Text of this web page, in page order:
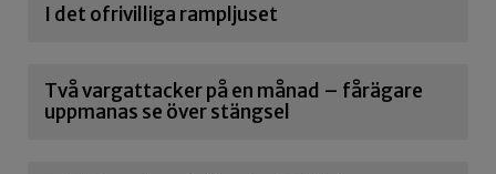
I det ofrivilliga rampljuset
Två vargattacker på en månad – fårägare
uppmanas se över stängsel